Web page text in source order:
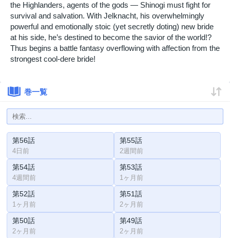
the Highlanders, agents of the gods — Shinogi must fight for
survival and salvation. With Jelknacht, his overwhelmingly
powerful and emotionally stoic (yet secretly doting) new bride
at his side, he’s destined to become the savior of the world!?
Thus begins a battle fantasy overflowing with affection from the
strongest cool-dere bride!
巻一覧
第56話
4日前
第55話
2週間前
第54話
4週間前
第53話
1ヶ月前
第52話
1ヶ月前
第51話
2ヶ月前
第50話
2ヶ月前
第49話
2ヶ月前